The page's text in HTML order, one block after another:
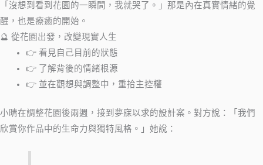
「沒想到看到花園的一瞬間，我就哭了。」那是內在真實情緒的覺
醒，也是療癒的開始。
🔮 從花園出發，改變現實人生
👉 看見自己目前的狀態
👉 了解背後的情緒根源
👉 並在觀想與調整中，重拾主控權
小晴在調整花園後兩週，接到夢寐以求的設計案。對方說：「我們
欣賞你作品中的生命力與獨特風格。」她說：